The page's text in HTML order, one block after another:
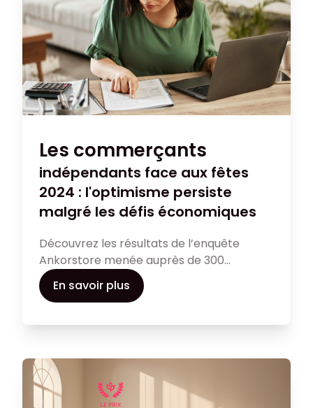
Les commerçants
indépendants face aux fêtes
2024 : l'optimisme persiste
malgré les défis économiques
Découvrez les résultats de l’enquête
Ankorstore menée auprès de 300
commerçants indépendants. Cette étude
analyse leur ressenti et leurs stratégies à
représente un enjeu majeur pour le
voici ce qu’ils nous ont confié.
En savoir plus